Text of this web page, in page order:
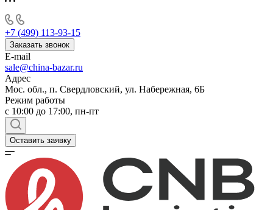
+7 (499) 113-93-15
Заказать звонок
E-mail
sale@china-bazar.ru
Адрес
Мос. обл., п. Свердловский, ул. Набережная, 6Б
Режим работы
c 10:00 до 17:00, пн-пт
Оставить заявку